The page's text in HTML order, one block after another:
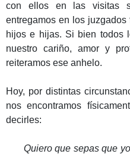
con ellos en las visitas
entregamos en los
hijos e hijas. Si bien todos
nuestro cariño, amor y
reiteramos ese anhelo.
Hoy, por distintas
nos encontramos
decirles:
Quiero que sepas que